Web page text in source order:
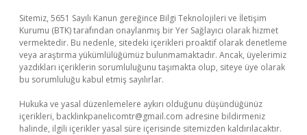
Sitemiz, 5651 Sayılı Kanun gereğince Bilgi Teknolojileri ve İletişim
Kurumu (BTK) tarafından onaylanmış bir Yer Sağlayıcı olarak hizmet
vermektedir. Bu nedenle, sitedeki içerikleri proaktif olarak denetleme
veya araştırma yükümlülüğümüz bulunmamaktadır. Ancak, üyelerimiz
yazdıkları içeriklerin sorumluluğunu taşımakta olup, siteye üye olarak
bu sorumluluğu kabul etmiş sayılırlar.
Hukuka ve yasal düzenlemelere aykırı olduğunu düşündüğünüz
içerikleri, backlinkpanelicomtr@gmail.com adresine bildirmeniz
halinde, ilgili içerikler yasal süre içerisinde sitemizden kaldırılacaktır.